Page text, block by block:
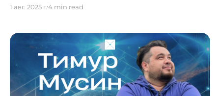
конкуренции. Следует отметить, что комплаенс-
формальность, а важный элемент
современного корпоративного управления и
фактор инвестиционной привлекательности. В
глобальных рейтингах и оценках
инвестиционного климата все больше
1 авг. 2025 г.4 min read